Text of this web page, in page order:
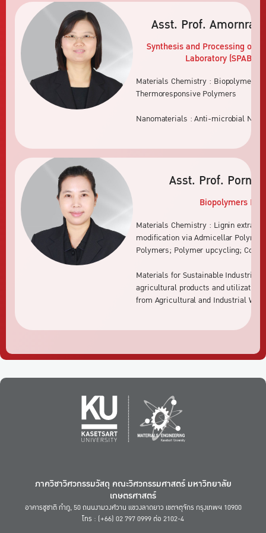
Asst. Prof. Amornrat
Synthesis and Processing of
Laboratory (SPABiO)
Materials Chemistry : Biopolymers,
Thermoresponsive Polymers
Nanomaterials : Anti-microbial
Asst. Prof.
Biopolymers
Materials Chemistry : Lignin
modification via Admicellar
Polymers; Polymer upcycling;
Materials for Sustainable Industries
agricultural products and utilization;
from Agricultural and Industrial
ภาควิชาวิศวกรรมวัสดุ คณะวิศวกรรมศาสตร์ มหาวิทยาลัย
เกษตรศาสตร์
อาคารชูชาติ กำภู, 50 ถนนงามวงศ์วาน แขวงลาดยาว เขตจตุจักร กรุงเทพฯ 10900
โทร : (+66) 02 797 0999 ต่อ 2102-4